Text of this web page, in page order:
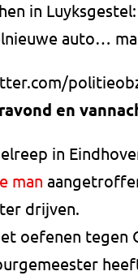
in
auto…
en
in
man
drijven.
oefenen tegen